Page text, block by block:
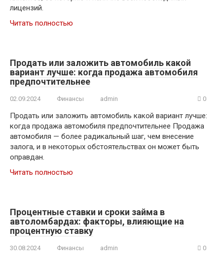
лицензий.
Читать полностью
Продать или заложить автомобиль какой
вариант лучше: когда продажа автомобиля
предпочтительнее
02.09.2024 Финансы admin 0
Продать или заложить автомобиль какой вариант лучше:
когда продажа автомобиля предпочтительнее Продажа
автомобиля — более радикальный шаг, чем внесение
залога, и в некоторых обстоятельствах он может быть
оправдан.​
Читать полностью
Процентные ставки и сроки займа в
автоломбардах: факторы, влияющие на
процентную ставку
30.08.2024 Финансы admin 0